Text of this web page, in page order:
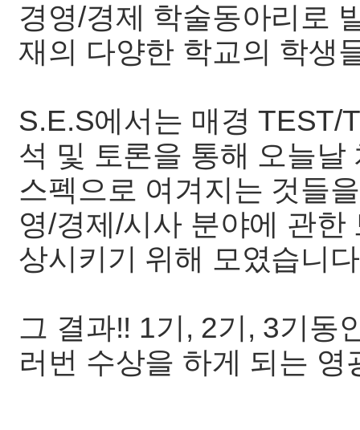
경영/경제 학술동아리로
재의 다양한 학교의 학생
S.E.S에서는 매경 TEST/
석 및 토론을 통해 오늘
스펙으로 여겨지는 것들
영/경제/시사 분야에 관
상시키기 위해 모였습니
그 결과!! 1기, 2기, 3기동
러번 수상을 하게 되는 영